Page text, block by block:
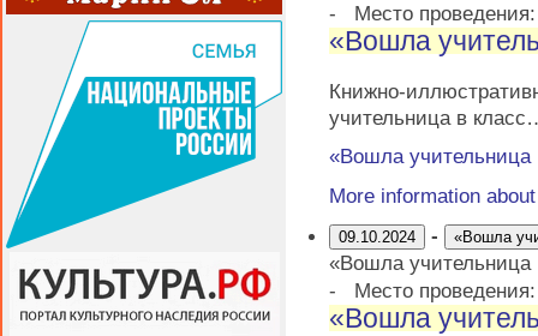
-
Место
«Вошла
Книжно-
учительница в
«Вошла
More information
09.10.2024 - «Вошла
«Вошла
-
Место
«Вошла